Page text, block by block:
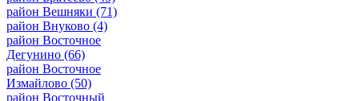
район Вешняки (71)
район Внуково (4)
район Восточное
Дегунино (66)
район Восточное
Измайлово (50)
район Восточный